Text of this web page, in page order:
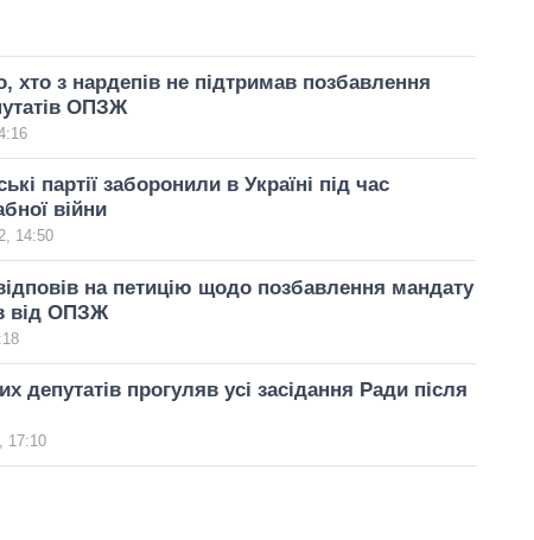
хто з нардепів не підтримав позбавлення
ОПЗЖ
партії заборонили в Україні під час
війни
14:50
на петицію щодо позбавлення мандату
від ОПЗЖ
депутатів прогуляв усі засідання Ради після
17:10